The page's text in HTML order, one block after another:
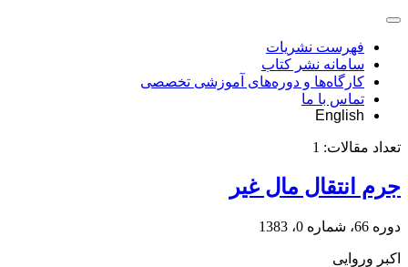
فهرست نشریات
سامانه نشر کتاب
کارگاه‌ها و دوره‌های آموزشی تخصصی
تماس با ما
English
تعداد مقالات: 1
جرم انتقال مال غیر
دوره 66، شماره 0، 1383
اکبر وروایی